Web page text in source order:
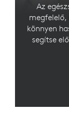
Az
könnyen
segítse